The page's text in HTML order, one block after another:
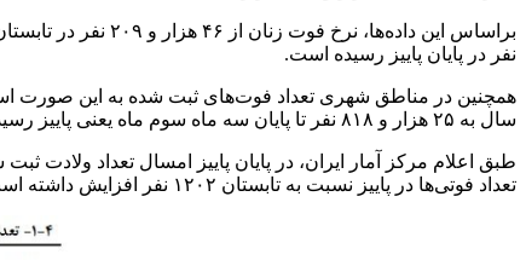
نفر در پایان پاییز رسیده است.
سال به ۲۵ هزار و ۸۱۸ نفر تا پایان سه ماه سوم ماه یعنی پاییز رسیده است که بیانگر افزایش تعداد فوتی در دو منطقه گفته شده است.
تعداد فوتی‌ها در پاییز نسبت به تابستان ۱۲۰۲ نفر افزایش داشته است.